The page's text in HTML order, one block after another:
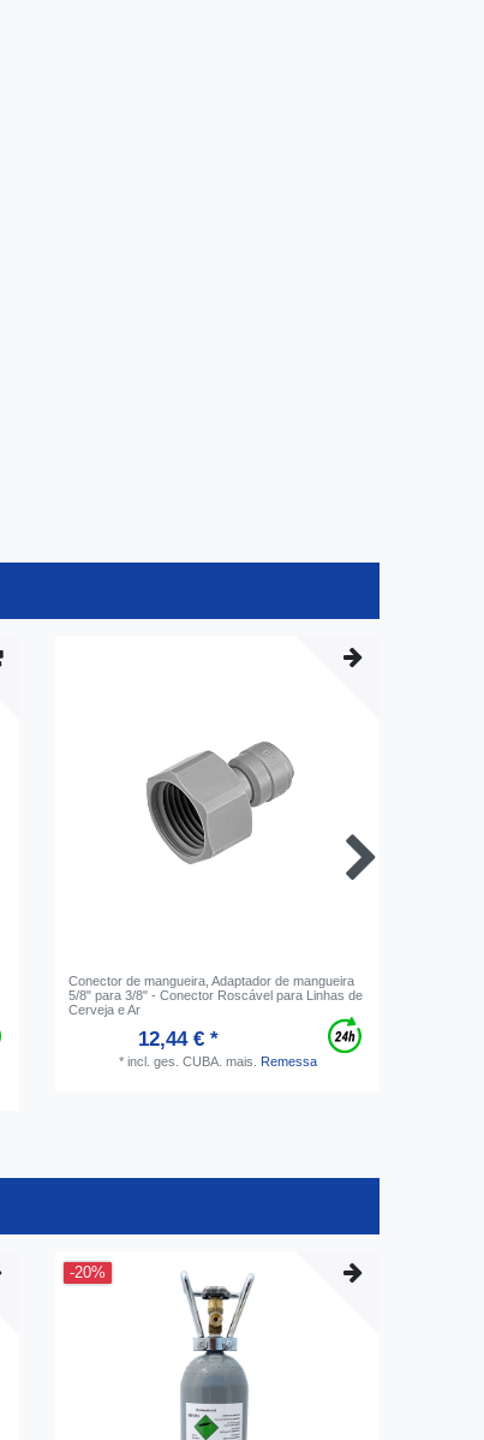
Conector de mangueira, Adaptador de mangueira
5/8" para 3/8" - Conector Roscável para Linhas de
Cerveja e Ar
12,44 € *
* incl. ges. CUBA. mais. Remessa
-20%